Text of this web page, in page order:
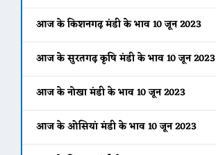
आज के किशनगढ़ मंडी के भाव 10 जून 2023
आज के सुरतगढ़ कृषि मंडी के भाव 10 जून 2023
आज के नोखा मंडी के भाव 10 जून 2023
आज के ओसियां मंडी के भाव 10 जून 2023